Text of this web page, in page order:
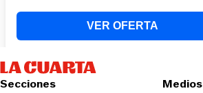
Secciones
Medios